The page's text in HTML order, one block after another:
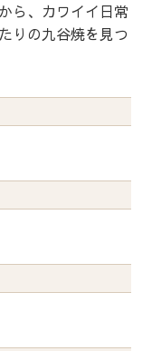
ら、カワイイ日常
りの九谷焼を見つ